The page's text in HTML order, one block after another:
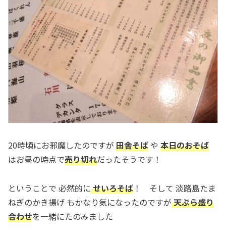
20時頃にお邪魔したのですが 田舎そばや 本日のおそば
はお昼の時点で売り切れだったそうです！
ということで 必然的にせいろそば ！ そして 淡路島たま
ねぎのかき揚げ もかなり気になったのですが天ぷら盛り
合わせを一緒にたのみました